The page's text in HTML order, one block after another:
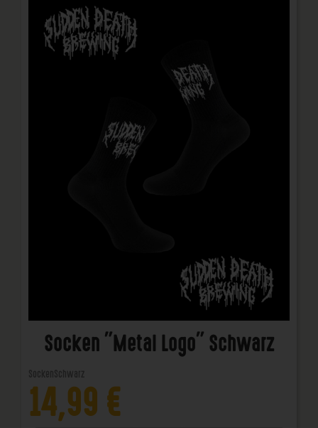
Socken "Metal Logo" Schwarz
14,99 €